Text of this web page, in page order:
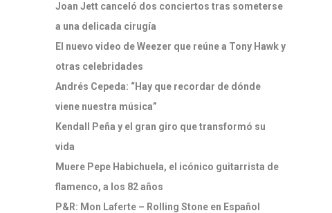
Joan Jett canceló dos conciertos tras someterse
a una delicada cirugía
El nuevo video de Weezer que reúne a Tony Hawk y
otras celebridades
Andrés Cepeda: “Hay que recordar de dónde
viene nuestra música”
Kendall Peña y el gran giro que transformó su
vida
Muere Pepe Habichuela, el icónico guitarrista de
flamenco, a los 82 años
P&R: Mon Laferte – Rolling Stone en Español